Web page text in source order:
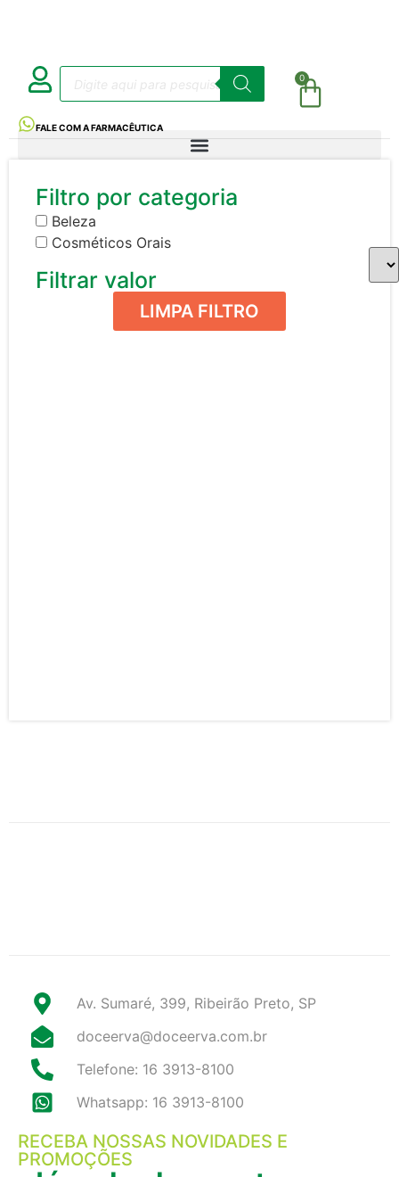
0
FALE COM A FARMACÊUTICA
Filtro por categoria
Beleza
Cosméticos Orais
Filtrar valor
LIMPA FILTRO
Av. Sumaré, 399, Ribeirão Preto, SP
doceerva@doceerva.com.br
Telefone: 16 3913-8100
Whatsapp: 16 3913-8100
RECEBA NOSSAS NOVIDADES E
PROMOÇÕES